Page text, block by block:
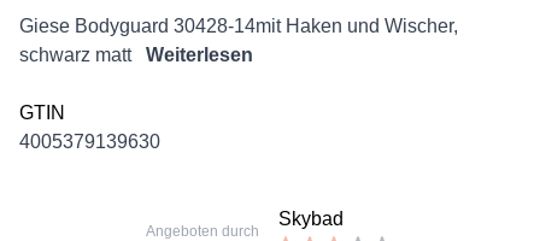
Description
Giese Bodyguard 30428-14mit Haken und Wischer,
schwarz matt
Weiterlesen
GTIN
4005379139630
Angeboten durch
Skybad